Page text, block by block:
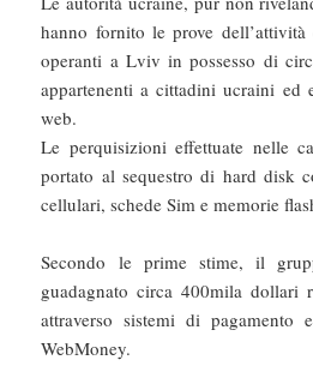
hanno fornito le prove
operanti a Lviv in possesso di
appartenenti a cittadini ucraini ed
web.
Le perquisizioni effettuate nelle
portato al sequestro di hard disk
cellulari, schede Sim e memorie
Secondo le prime stime, il
guadagnato circa 400mila dollari
attraverso sistemi di pagamento
WebMoney.